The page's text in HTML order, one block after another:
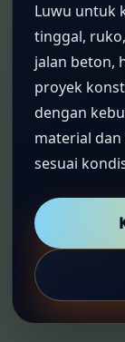
Luwu untuk
tinggal,
jalan beton,
proyek
dengan
material
sesuai